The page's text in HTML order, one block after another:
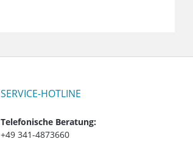
SERVICE-HOTLINE
Telefonische Beratung:
+49 341-4873660